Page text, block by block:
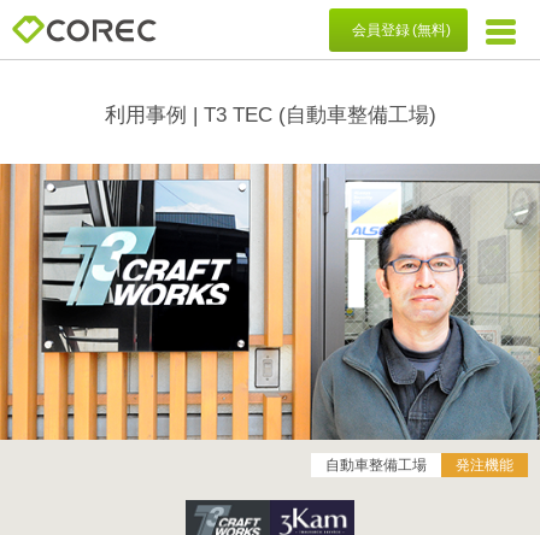
会員登録 (無料)
利用事例 | T3 TEC (自動車整備工場)
自動車整備工場 発注機能